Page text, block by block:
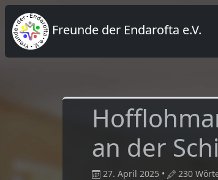
Freunde der Endarofta e.V.
an der
27. April 2025 • 230